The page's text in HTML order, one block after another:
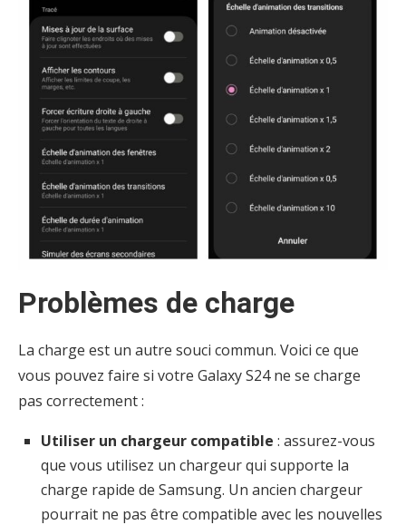
Problèmes de charge
La charge est un autre souci commun. Voici ce que
vous pouvez faire si votre Galaxy S24 ne se charge
pas correctement :
Utiliser un chargeur compatible : assurez-vous
que vous utilisez un chargeur qui supporte la
charge rapide de Samsung. Un ancien chargeur
pourrait ne pas être compatible avec les nouvelles